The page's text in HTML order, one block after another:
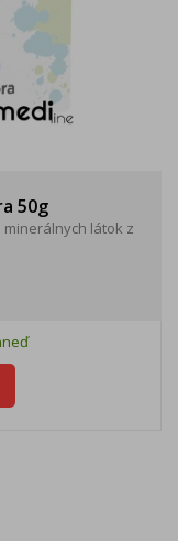
50g
látok z